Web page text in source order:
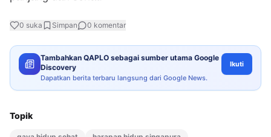
0 suka Simpan 0 komentar
Tambahkan QAPLO sebagai sumber utama Google
Discovery
Dapatkan berita terbaru langsung dari Google News.
Ikuti
Topik